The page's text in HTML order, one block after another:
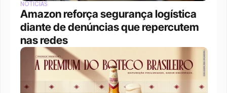
NOTÍCIAS
Amazon reforça segurança logística
diante de denúncias que repercutem
nas redes